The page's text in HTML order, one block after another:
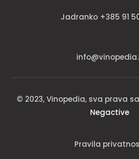
Jadranko +385 91
© 2023, Vinopedia, sva prava
Negactive
Pravila